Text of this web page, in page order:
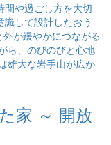
間や過ごし方を大切
識して設計したおう
が緩やかにつながる
ら、のびのびと心地
雄大な岩手山が広が
家 ～ 開放